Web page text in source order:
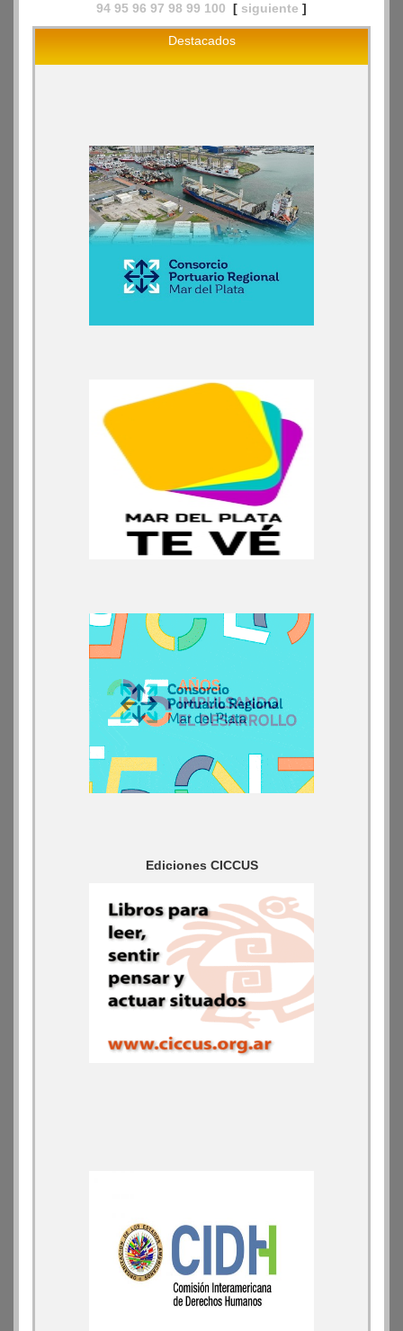
94 95 96 97 98 99 100 [ siguiente ]
Destacados
Ediciones CICCUS